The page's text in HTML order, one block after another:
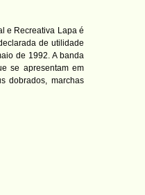
e Recreativa Lapa é
de utilidade
de 1992. A banda
se apresentam em
dobrados, marchas